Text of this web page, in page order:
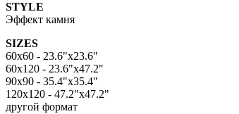
STYLE
Эффект камня
SIZES
60x60 - 23.6"x23.6"
60x120 - 23.6"x47.2"
90x90 - 35.4"x35.4"
120x120 - 47.2"x47.2"
другой формат